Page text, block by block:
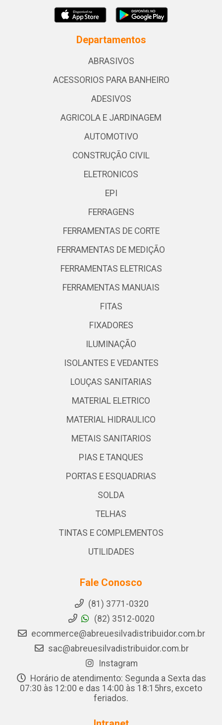
Departamentos
ABRASIVOS
ACESSORIOS PARA BANHEIRO
ADESIVOS
AGRICOLA E JARDINAGEM
AUTOMOTIVO
CONSTRUÇÃO CIVIL
ELETRONICOS
EPI
FERRAGENS
FERRAMENTAS DE CORTE
FERRAMENTAS DE MEDIÇÃO
FERRAMENTAS ELETRICAS
FERRAMENTAS MANUAIS
FITAS
FIXADORES
ILUMINAÇÃO
ISOLANTES E VEDANTES
LOUÇAS SANITARIAS
MATERIAL ELETRICO
MATERIAL HIDRAULICO
METAIS SANITARIOS
PIAS E TANQUES
PORTAS E ESQUADRIAS
SOLDA
TELHAS
TINTAS E COMPLEMENTOS
UTILIDADES
Fale Conosco
(81) 3771-0320
(82) 3512-0020
ecommerce@abreuesilvadistribuidor.com.br
sac@abreuesilvadistribuidor.com.br
Instagram
Horário de atendimento: Segunda a Sexta das
07:30 às 12:00 e das 14:00 às 18:15hrs, exceto
feriados.